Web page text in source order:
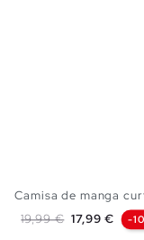
Camisa de manga
Preço normal
19,99 € Preço
17,99 € -